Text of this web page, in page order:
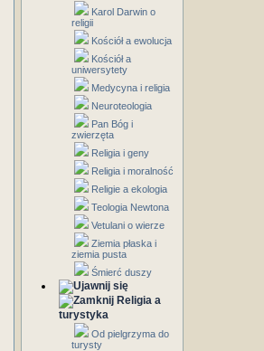
Karol Darwin o
religii
Kościół a ewolucja
Kościół a
uniwersytety
Medycyna i religia
Neuroteologia
Pan Bóg i
zwierzęta
Religia i geny
Religia i moralność
Religie a ekologia
Teologia Newtona
Vetulani o wierze
Ziemia płaska i
ziemia pusta
Śmierć duszy
Religia a
turystyka
Od pielgrzyma do
turysty